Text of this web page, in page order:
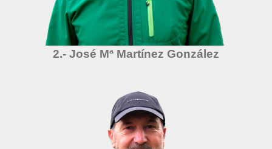
2.- José Mª Martínez González